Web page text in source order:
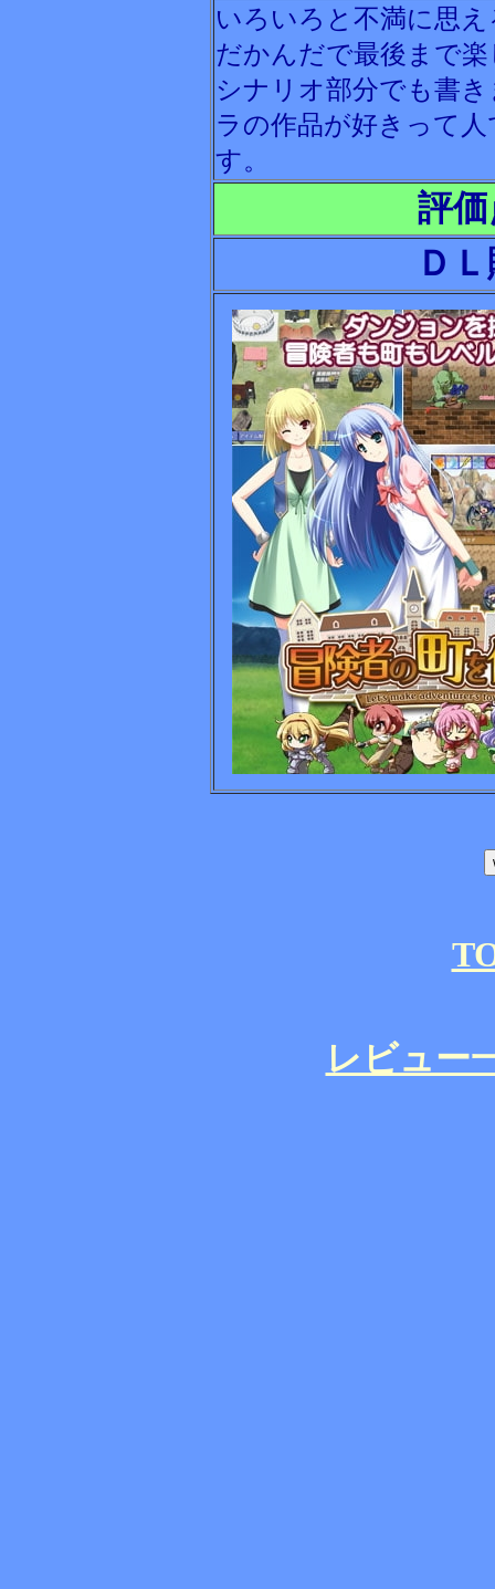
いろいろと不満に思
だかんだで最後まで
シナリオ部分でも書
ラの作品が好きって
す。
評
Ｄ
レビュー